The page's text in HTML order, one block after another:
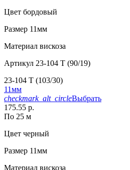
Цвет бордовый
Размер 11мм
Материал вискоза
Артикул 23-104 T (90/19)
23-104 T (103/30)
11мм
checkmark_alt_circleВыбрать
175.55 р.
По 25 м
Цвет черный
Размер 11мм
Материал вискоза